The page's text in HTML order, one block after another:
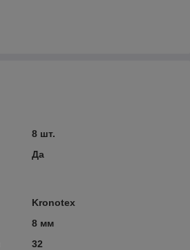
8 шт.
Да
Kronotex
8 мм
32